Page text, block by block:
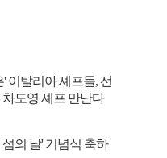
이탈리아 셰프들, 선
도영 셰프 만난다
섬의 날' 기념식 축하